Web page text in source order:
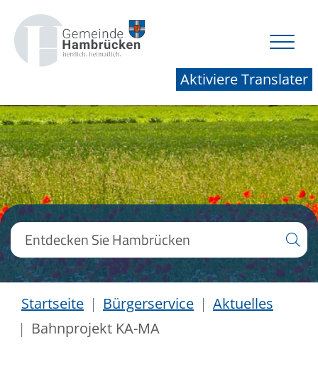
Aktiviere Translater
Startseite Bürgerservice
Aktuelles
Bahnprojekt KA-MA